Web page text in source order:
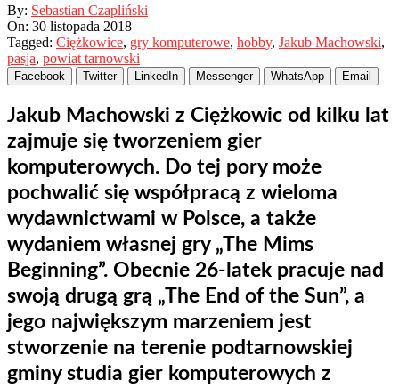
By: Sebastian Czapliński
On: 30 listopada 2018
Tagged: Ciężkowice, gry komputerowe, hobby, Jakub Machowski,
pasja, powiat tarnowski
Facebook Twitter LinkedIn Messenger WhatsApp Email
Jakub Machowski z Ciężkowic od kilku lat
zajmuje się tworzeniem gier
komputerowych. Do tej pory może
pochwalić się współpracą z wieloma
wydawnictwami w Polsce, a także
wydaniem własnej gry „The Mims
Beginning”. Obecnie 26-latek pracuje nad
swoją drugą grą „The End of the Sun”, a
jego największym marzeniem jest
stworzenie na terenie podtarnowskiej
gminy studia gier komputerowych z